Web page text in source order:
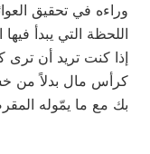
في تحقيق العوائد
التي يبدأ فيها
كنت تريد أن ترى كيف
مع ما يمّوله المقرضون